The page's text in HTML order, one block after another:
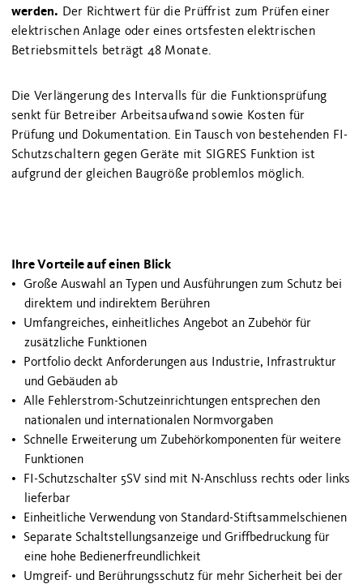
werden. Der Richtwert für die Prüffrist zum Prüfen einer
elektrischen Anlage oder eines ortsfesten elektrischen
Betriebsmittels beträgt 48 Monate.
Die Verlängerung des Intervalls für die Funktionsprüfung
senkt für Betreiber Arbeitsaufwand sowie Kosten für
Prüfung und Dokumentation. Ein Tausch von bestehenden FI-
Schutzschaltern gegen Geräte mit SIGRES Funktion ist
aufgrund der gleichen Baugröße problemlos möglich.
Ihre Vorteile auf einen Blick
Große Auswahl an Typen und Ausführungen zum Schutz bei
direktem und indirektem Berühren
Umfangreiches, einheitliches Angebot an Zubehör für
zusätzliche Funktionen
Portfolio deckt Anforderungen aus Industrie, Infrastruktur
und Gebäuden ab
Alle Fehlerstrom-Schutzeinrichtungen entsprechen den
nationalen und internationalen Normvorgaben
Schnelle Erweiterung um Zubehörkomponenten für weitere
Funktionen
FI-Schutzschalter 5SV sind mit N-Anschluss rechts oder links
lieferbar
Einheitliche Verwendung von Standard-Stiftsammelschienen
Separate Schaltstellungsanzeige und Griffbedruckung für
eine hohe Bedienerfreundlichkeit
Umgreif- und Berührungsschutz für mehr Sicherheit bei der